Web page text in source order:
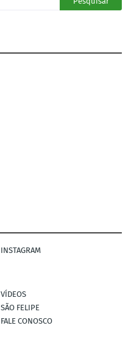
INSTAGRAM
VÍDEOS
SÃO FELIPE
FALE CONOSCO